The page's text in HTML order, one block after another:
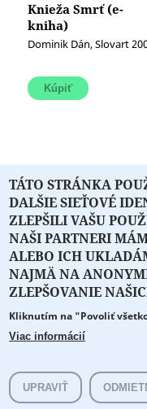
Knieža Smrť (e-
kniha)
Dominik Dán, Slovart
« prvá ‹
5
6 7
Všetky práva vyhradené.
Created by
O PORTÁLI O
Projekt z verejných
TÁTO STRÁNKA
DALŠIE SIEŤOVÉ
ZLEPŠILI VAŠU
NAŠI PARTNERI
ALEBO ICH
NAJMÄ NA
ZLEPŠOVANIE
Kliknutím na "Povoliť
Viac informácií
UPRAVIŤ